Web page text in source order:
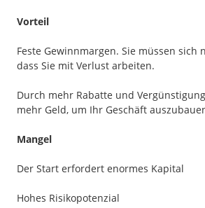
Vorteil
Feste Gewinnmargen. Sie müssen sich
dass Sie mit Verlust arbeiten.
Durch mehr Rabatte und
mehr Geld, um Ihr Geschäft
Mangel
Der Start erfordert enormes Kapital
Hohes Risikopotenzial